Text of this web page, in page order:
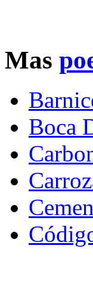
Mas
Boca